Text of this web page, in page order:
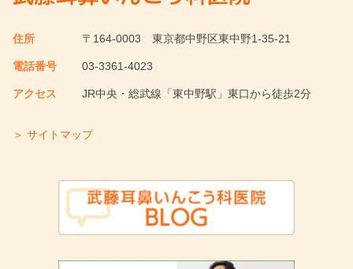
住所 〒164-0003 東京都中野区東中野1-35-21
電話番号 03-3361-4023
アクセス JR中央・総武線「東中野駅」東口から徒歩2分
＞ サイトマップ